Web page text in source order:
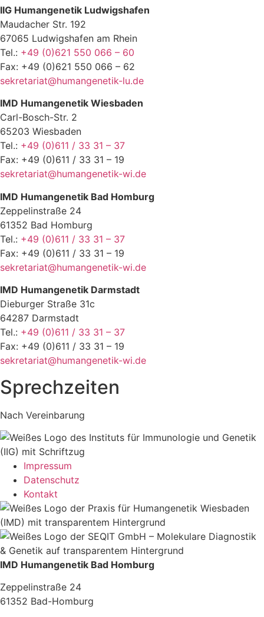
IIG Humangenetik Ludwigshafen
Maudacher Str. 192
67065 Ludwigshafen am Rhein
Tel.: +49 (0)621 550 066 – 60
Fax: +49 (0)621 550 066 – 62
sekretariat@humangenetik-lu.de
IMD Humangenetik Wiesbaden
Carl-Bosch-Str. 2
65203 Wiesbaden
Tel.: +49 (0)611 / 33 31 – 37
Fax: +49 (0)611 / 33 31 – 19
sekretariat@humangenetik-wi.de
IMD Humangenetik Bad Homburg
Zeppelinstraße 24
61352 Bad Homburg
Tel.: +49 (0)611 / 33 31 – 37
Fax: +49 (0)611 / 33 31 – 19
sekretariat@humangenetik-wi.de
IMD Humangenetik Darmstadt
Dieburger Straße 31c
64287 Darmstadt
Tel.: +49 (0)611 / 33 31 – 37
Fax: +49 (0)611 / 33 31 – 19
sekretariat@humangenetik-wi.de
Sprechzeiten
Nach Vereinbarung
Impressum
Datenschutz
Kontakt
IMD Humangenetik Bad Homburg
Zeppelinstraße 24
61352 Bad-Homburg